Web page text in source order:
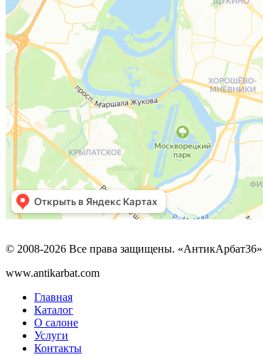
© 2008-2026 Все права защищены.
www.antikarbat.com
Главная
Каталог
О салоне
Услуги
Контакты